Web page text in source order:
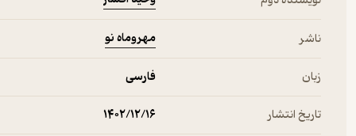
ناشر مهروماه نو
زبان فارسی
تاریخ انتشار ۱۴۰۲/۱۲/۱۶